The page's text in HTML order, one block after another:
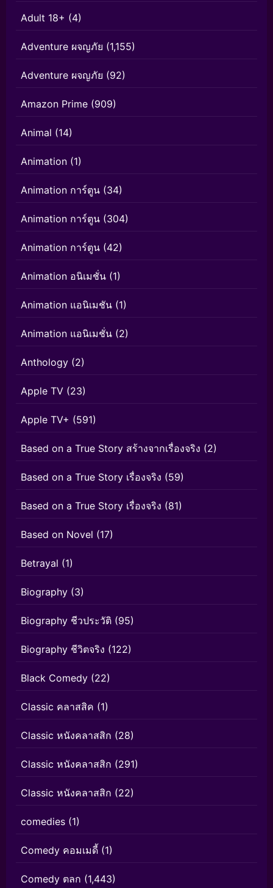
Adult 18+ (4)
Adventure ผจญภัย (1,155)
Adventure ผจญภัย (92)
Amazon Prime (909)
Animal (14)
Animation (1)
Animation การ์ตูน (34)
Animation การ์ตูน (304)
Animation การ์ตูน (42)
Animation อนิเมชั่น (1)
Animation แอนิเมชัน (1)
Animation แอนิเมชั่น (2)
Anthology (2)
Apple TV (23)
Apple TV+ (591)
Based on a True Story สร้างจากเรื่องจริง (2)
Based on a True Story เรื่องจริง (59)
Based on a True Story เรื่องจริง (81)
Based on Novel (17)
Betrayal (1)
Biography (3)
Biography ชีวประวัติ (95)
Biography ชีวิตจริง (122)
Black Comedy (22)
Classic คลาสสิค (1)
Classic หนังคลาสสิก (28)
Classic หนังคลาสสิก (291)
Classic หนังคลาสสิก (22)
comedies (1)
Comedy คอมเมดี้ (1)
Comedy ตลก (1,443)